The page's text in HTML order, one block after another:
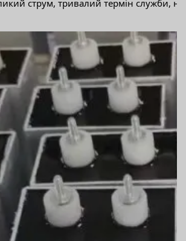
струм, тривалий термін служби,